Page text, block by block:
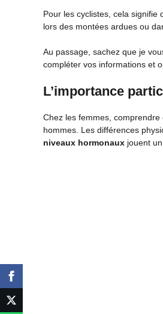
Pour les cyclistes, cela
lors des montées ardues ou
Au passage, sachez que je
compléter vos informations et
L’importance
Chez les femmes,
hommes. Les différences
niveaux hormonaux jouent